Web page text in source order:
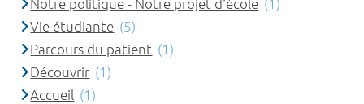
Notre politique - Notre projet d'école (1)
Vie étudiante (5)
Parcours du patient (1)
Découvrir (1)
Accueil (1)